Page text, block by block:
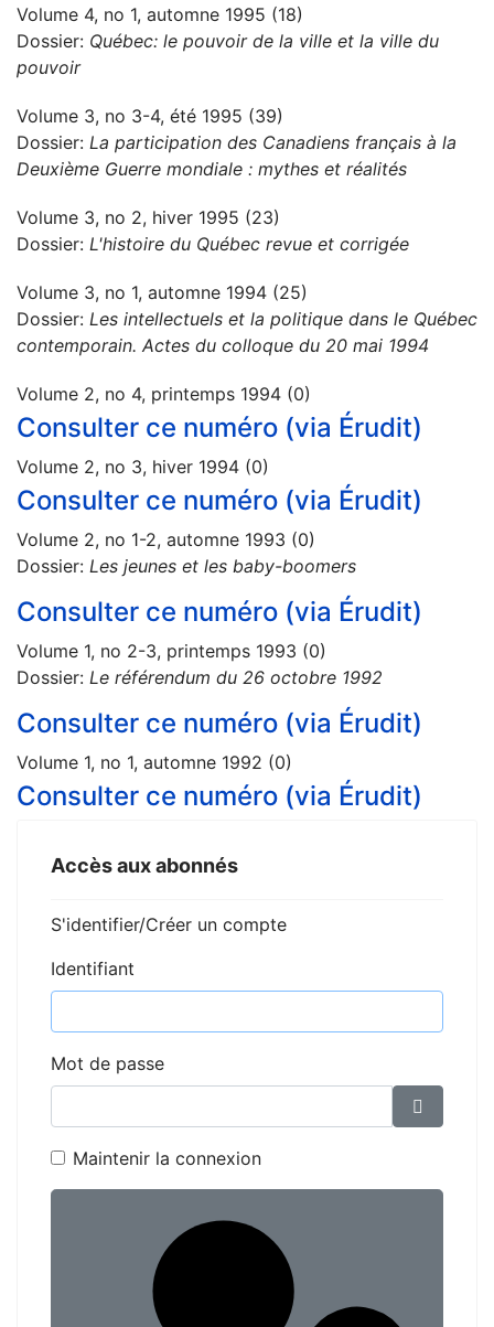
Volume 4, no 1, automne 1995 (18)
Dossier: Québec: le pouvoir de la ville et la ville du
pouvoir
Volume 3, no 3-4, été 1995 (39)
Dossier: La participation des Canadiens français à la
Deuxième Guerre mondiale : mythes et réalités
Volume 3, no 2, hiver 1995 (23)
Dossier: L'histoire du Québec revue et corrigée
Volume 3, no 1, automne 1994 (25)
Dossier: Les intellectuels et la politique dans le Québec
contemporain. Actes du colloque du 20 mai 1994
Volume 2, no 4, printemps 1994 (0)
Consulter ce numéro (via Érudit)
Volume 2, no 3, hiver 1994 (0)
Consulter ce numéro (via Érudit)
Volume 2, no 1-2, automne 1993 (0)
Dossier: Les jeunes et les baby-boomers
Consulter ce numéro (via Érudit)
Volume 1, no 2-3, printemps 1993 (0)
Dossier: Le référendum du 26 octobre 1992
Consulter ce numéro (via Érudit)
Volume 1, no 1, automne 1992 (0)
Consulter ce numéro (via Érudit)
Accès aux abonnés
S'identifier/Créer un compte
Identifiant
Mot de passe
Maintenir la connexion